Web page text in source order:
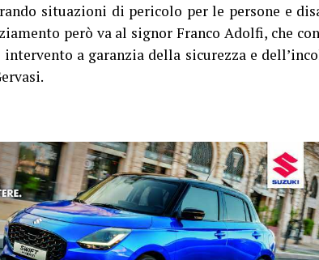
situazioni di pericolo per le persone e
però va al signor Franco Adolfi, che
intervento a garanzia della sicurezza e